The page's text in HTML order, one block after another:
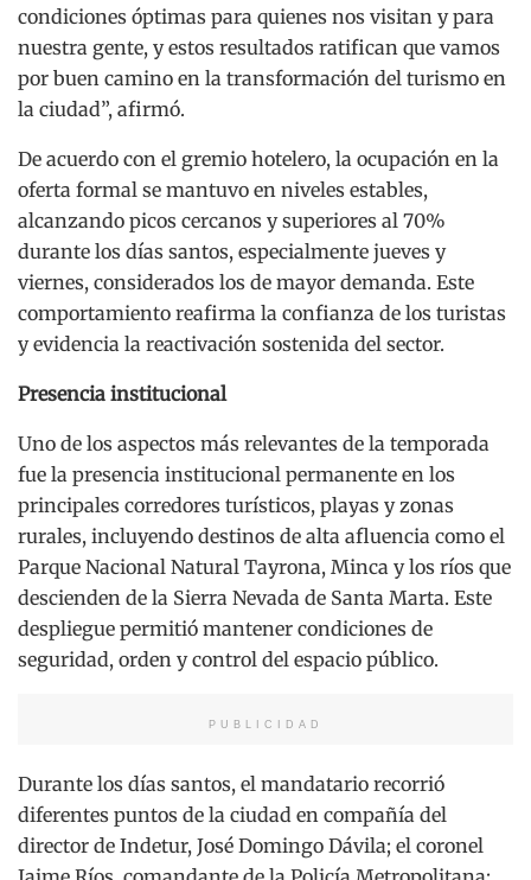
condiciones óptimas para quienes nos visitan y para
nuestra gente, y estos resultados ratifican que vamos
por buen camino en la transformación del turismo en
la ciudad”, afirmó.
De acuerdo con el gremio hotelero, la ocupación en la
oferta formal se mantuvo en niveles estables,
alcanzando picos cercanos y superiores al 70%
durante los días santos, especialmente jueves y
viernes, considerados los de mayor demanda. Este
comportamiento reafirma la confianza de los turistas
y evidencia la reactivación sostenida del sector.
Presencia institucional
Uno de los aspectos más relevantes de la temporada
fue la presencia institucional permanente en los
principales corredores turísticos, playas y zonas
rurales, incluyendo destinos de alta afluencia como el
Parque Nacional Natural Tayrona, Minca y los ríos que
descienden de la Sierra Nevada de Santa Marta. Este
despliegue permitió mantener condiciones de
seguridad, orden y control del espacio público.
PUBLICIDAD
Durante los días santos, el mandatario recorrió
diferentes puntos de la ciudad en compañía del
director de Indetur, José Domingo Dávila; el coronel